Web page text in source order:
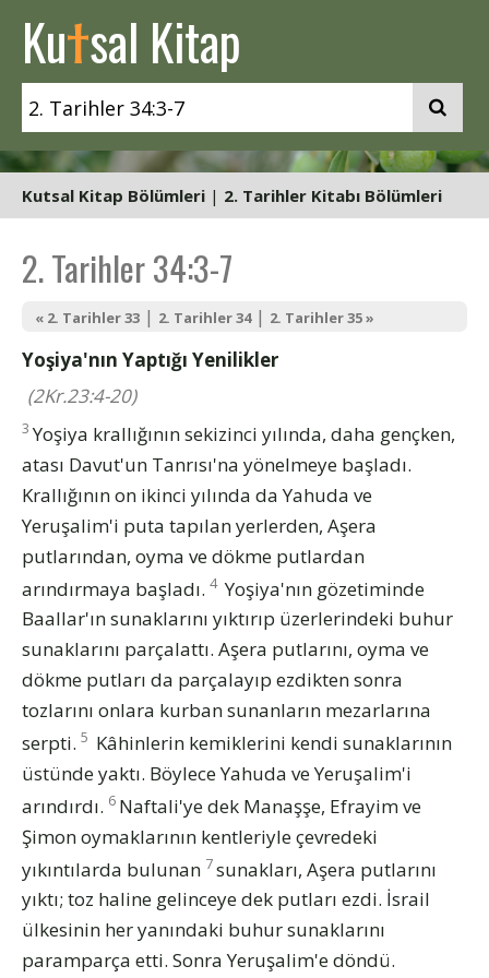
Kutsal Kitap
Kutsal Kitap Bölümleri | 2. Tarihler Kitabı Bölümleri
2. Tarihler 34:3-7
« 2. Tarihler 33 | 2. Tarihler 34| 2. Tarihler 35 »
Yoşiya'nın Yaptığı Yenilikler
(2Kr.23:4-20)
3 Yoşiya krallığının sekizinci yılında, daha gençken,
atası Davut'un Tanrısı'na yönelmeye başladı.
Krallığının on ikinci yılında da Yahuda ve
Yeruşalim'i puta tapılan yerlerden, Aşera
putlarından, oyma ve dökme putlardan
arındırmaya başladı. 4 Yoşiya'nın gözetiminde
Baallar'ın sunaklarını yıktırıp üzerlerindeki buhur
sunaklarını parçalattı. Aşera putlarını, oyma ve
dökme putları da parçalayıp ezdikten sonra
tozlarını onlara kurban sunanların mezarlarına
serpti. 5 Kâhinlerin kemiklerini kendi sunaklarının
üstünde yaktı. Böylece Yahuda ve Yeruşalim'i
arındırdı. 6 Naftali'ye dek Manaşşe, Efrayim ve
Şimon oymaklarının kentleriyle çevredeki
yıkıntılarda bulunan 7sunakları, Aşera putlarını
yıktı; toz haline gelinceye dek putları ezdi. İsrail
ülkesinin her yanındaki buhur sunaklarını
paramparça etti. Sonra Yeruşalim'e döndü.